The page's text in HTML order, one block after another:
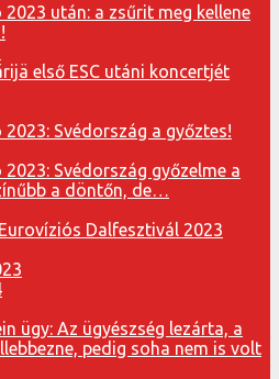
2023 után: a zsűrit meg kellene
első ESC utáni koncertjét
2023: Svédország a győztes!
2023: Svédország győzelme a
a döntőn, de…
Dalfesztivál 2023
ügy: Az ügyészség lezárta, a
pedig soha nem is volt